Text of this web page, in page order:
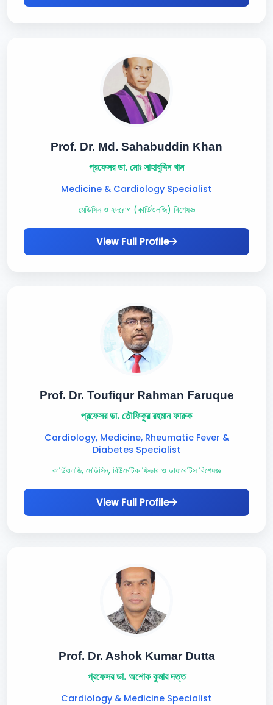
Prof. Dr. Md. Sahabuddin Khan
প্রফেসর ডা. মোঃ সাহাবুদ্দিন খান
Medicine & Cardiology Specialist
মেডিসিন ও হৃদরোগ (কার্ডিওলজি) বিশেষজ্ঞ
View Full Profile
Prof. Dr. Toufiqur Rahman Faruque
প্রফেসর ডা. তৌফিকুর রহমান ফারুক
Cardiology, Medicine, Rheumatic Fever &
Diabetes Specialist
কার্ডিওলজি, মেডিসিন, রিউমেটিক ফিভার ও ডায়াবেটিস বিশেষজ্ঞ
View Full Profile
Prof. Dr. Ashok Kumar Dutta
প্রফেসর ডা. অশোক কুমার দত্ত
Cardiology & Medicine Specialist